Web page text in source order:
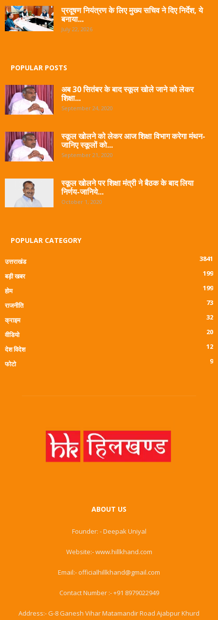
प्रदूषण नियंत्रण के लिए मुख्य सचिव ने दिए निर्देश, ये
बनाया...
July 22, 2026
POPULAR POSTS
अब 30 सितंबर के बाद स्कूल खोले जाने को लेकर
शिक्षा...
September 24, 2020
स्कूल खोलने को लेकर आज शिक्षा विभाग करेगा मंथन-
जानिए स्कूलों को...
September 21, 2020
स्कूल खोलने पर शिक्षा मंत्री ने बैठक के बाद लिया
निर्णय-जानिये...
October 1, 2020
POPULAR CATEGORY
उत्तराखंड
3841
बड़ी खबर
199
होम
199
राजनीति
73
क्राइम
32
वीडियो
20
देश विदेश
12
फोटो
9
ABOUT US
Founder: - Deepak Uniyal
Website:- www.hillkhand.com
Email:- officialhillkhand@gmail.com
Contact Number :- +91 8979022949
Address:- G-8 Ganesh Vihar Matamandir Road Ajabpur Khurd